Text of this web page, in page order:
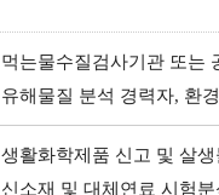
먹는물수질검사기관 또는
유해물질 분석 경력자, 환
생활화학제품 신고 및 살
신소재 및 대체연료 시험